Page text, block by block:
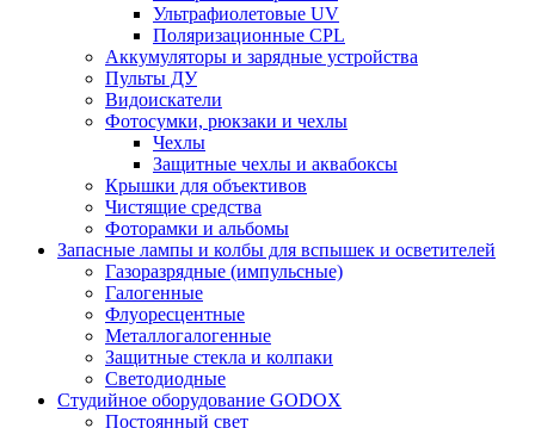
Ультрафиолетовые UV
Поляризационные CPL
Аккумуляторы и зарядные устройства
Пульты ДУ
Видоискатели
Фотосумки, рюкзаки и чехлы
Чехлы
Защитные чехлы и аквабоксы
Крышки для объективов
Чистящие средства
Фоторамки и альбомы
Запасные лампы и колбы для вспышек и осветителей
Газоразрядные (импульсные)
Галогенные
Флуоресцентные
Металлогалогенные
Защитные стекла и колпаки
Светодиодные
Студийное оборудование GODOX
Постоянный свет